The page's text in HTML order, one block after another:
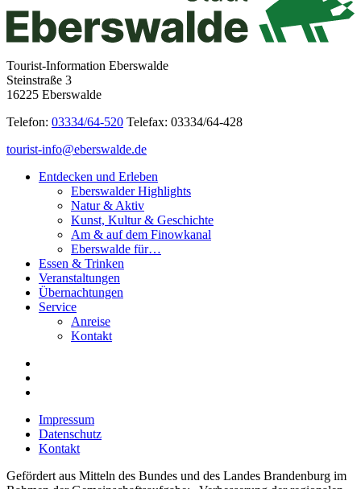
Tourist-Information Eberswalde
Steinstraße 3
16225 Eberswalde
Telefon: 03334/64-520 Telefax: 03334/64-428
tourist-info@eberswalde.de
Entdecken und Erleben
Eberswalder Highlights
Natur & Aktiv
Kunst, Kultur & Geschichte
Am & auf dem Finowkanal
Eberswalde für…
Essen & Trinken
Veranstaltungen
Übernachtungen
Service
Anreise
Kontakt
Impressum
Datenschutz
Kontakt
Gefördert aus Mitteln des Bundes und des Landes Brandenburg im